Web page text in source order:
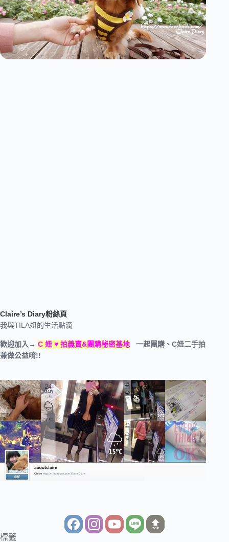
Claire’s Diary粉絲頁
我與TILA妞的生活點滴
歡迎加入→ C 妞 ♥ 拍義賣&團購秘密基地 一起團購、C妞二手拍
兼做公益唷!!
標籤
TOP